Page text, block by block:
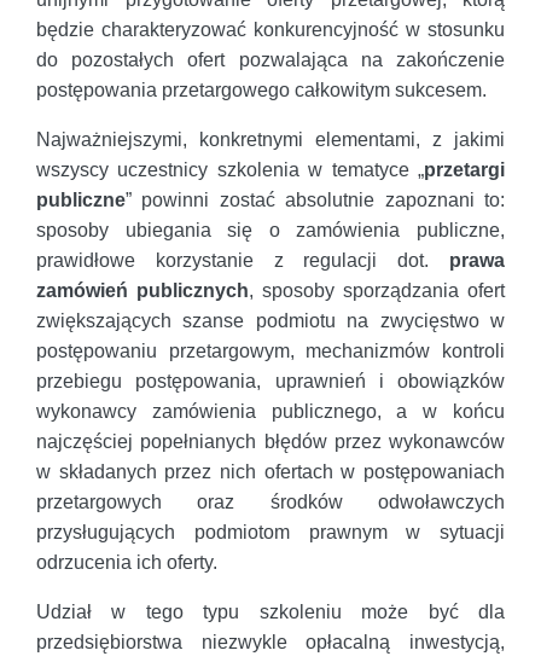
będzie charakteryzować konkurencyjność w stosunku
do pozostałych ofert pozwalająca na zakończenie
postępowania przetargowego całkowitym sukcesem.
Najważniejszymi, konkretnymi elementami, z jakimi
wszyscy uczestnicy szkolenia w tematyce „przetargi
publiczne” powinni zostać absolutnie zapoznani to:
sposoby ubiegania się o zamówienia publiczne,
prawidłowe korzystanie z regulacji dot. prawa
zamówień publicznych, sposoby sporządzania ofert
zwiększających szanse podmiotu na zwycięstwo w
postępowaniu przetargowym, mechanizmów kontroli
przebiegu postępowania, uprawnień i obowiązków
wykonawcy zamówienia publicznego, a w końcu
najczęściej popełnianych błędów przez wykonawców
w składanych przez nich ofertach w postępowaniach
przetargowych oraz środków odwoławczych
przysługujących podmiotom prawnym w sytuacji
odrzucenia ich oferty.
Udział w tego typu szkoleniu może być dla
przedsiębiorstwa niezwykle opłacalną inwestycją,